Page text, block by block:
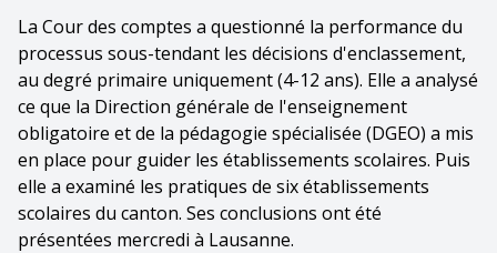
La Cour des comptes a questionné la performance du
processus sous-tendant les décisions d'enclassement,
au degré primaire uniquement (4-12 ans). Elle a analysé
ce que la Direction générale de l'enseignement
obligatoire et de la pédagogie spécialisée (DGEO) a mis
en place pour guider les établissements scolaires. Puis
elle a examiné les pratiques de six établissements
scolaires du canton. Ses conclusions ont été
présentées mercredi à Lausanne.